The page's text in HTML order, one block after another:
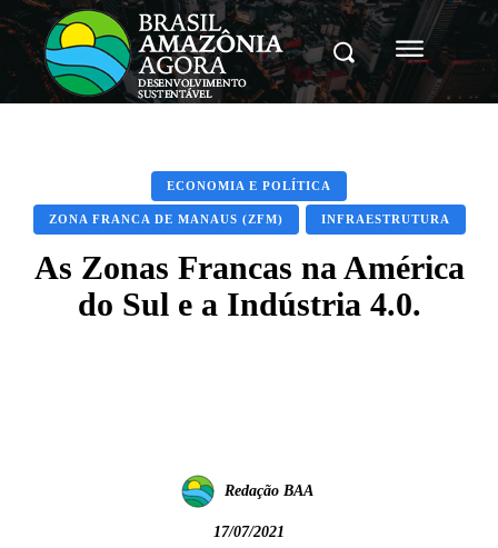
ECONOMIA E POLÍTICA
ZONA FRANCA DE MANAUS (ZFM) INFRAESTRUTURA
As Zonas Francas na América
do Sul e a Indústria 4.0.
Redação BAA
17/07/2021